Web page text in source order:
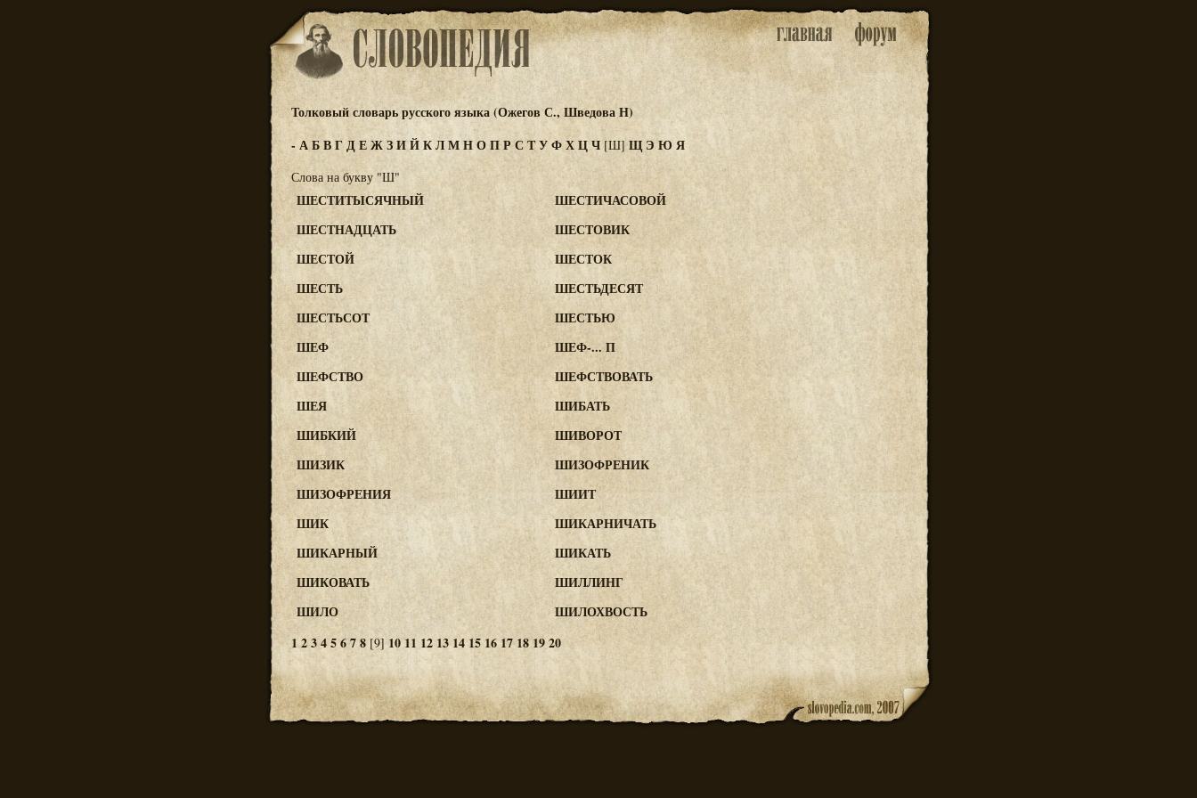
Толковый словарь русского языка (Ожегов С., Шведова Н)
-АБВГДЕЖЗИЙКЛМНОПРСТУФХЦЧ [Ш]ЩЭ Ю Я
Слова на букву "Ш"
ШЕСТИТЫСЯЧНЫЙ
ШЕСТИЧАСОВОЙ
ШЕСТНАДЦАТЬ
ШЕСТОВИК
ШЕСТОЙ
ШЕСТОК
ШЕСТЬ
ШЕСТЬДЕСЯТ
ШЕСТЬСОТ
ШЕСТЬЮ
ШЕФ
ШЕФ-... П
ШЕФСТВО
ШЕФСТВОВАТЬ
ШЕЯ
ШИБАТЬ
ШИБКИЙ
ШИВОРОТ
ШИЗИК
ШИЗОФРЕНИК
ШИЗОФРЕНИЯ
ШИИТ
ШИК
ШИКАРНИЧАТЬ
ШИКАРНЫЙ
ШИКАТЬ
ШИКОВАТЬ
ШИЛЛИНГ
ШИЛО
ШИЛОХВОСТЬ
1 2345678 [9]10 11 12 13 14 15 16 17 18 1920